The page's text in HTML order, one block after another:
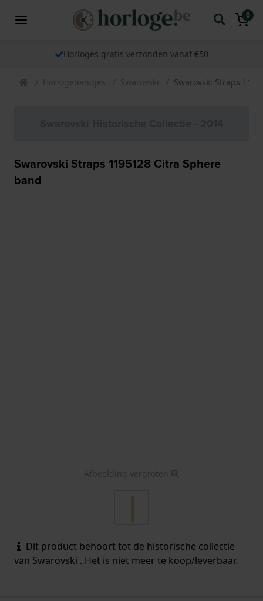
0
Horloges gratis verzonden vanaf €50
Horlogebandjes Swarovski Swarovski Straps
Swarovski Straps 1195128 Citra Sphere
band
Afbeelding vergroten
Dit product behoort tot de historische collectie
van Swarovski . Het is niet meer te koop/leverbaar.